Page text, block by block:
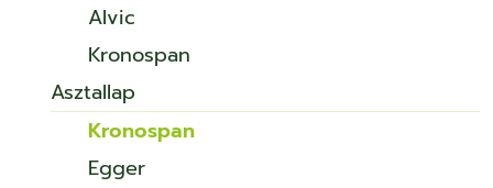
Alvic
Kronospan
Asztallap
Kronospan
Egger